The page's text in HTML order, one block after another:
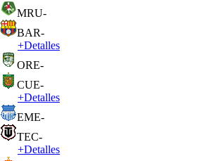
MRU-
BAR-
+Detalles
ORE-
CUE-
+Detalles
EME-
TEC-
+Detalles